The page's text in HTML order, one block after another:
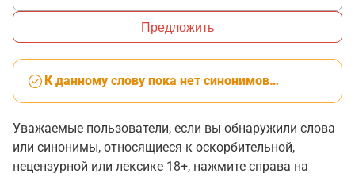
Предложить
К данному слову пока нет синонимов…
Уважаемые пользователи, если вы обнаружили слова
или синонимы, относящиеся к оскорбительной,
нецензурной или лексике 18+, нажмите справа на